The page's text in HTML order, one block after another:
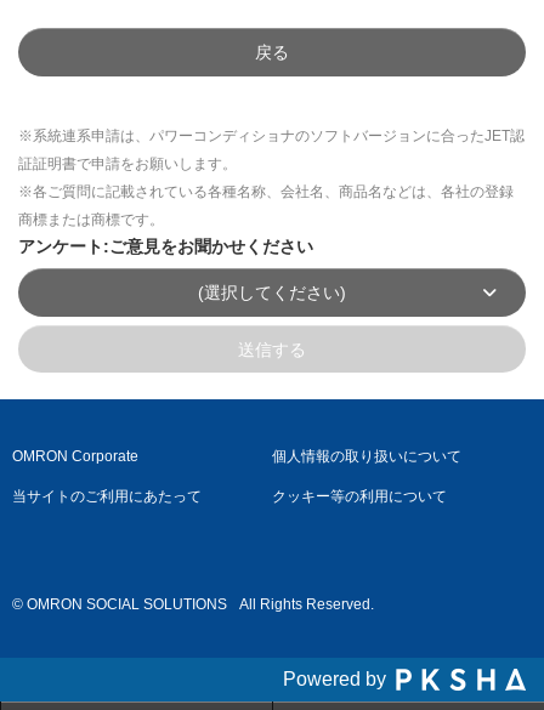
戻る
※系統連系申請は、パワーコンディショナのソフトバージョンに合ったJET認
証証明書で申請をお願いします。
※各ご質問に記載されている各種名称、会社名、商品名などは、各社の登録
商標または商標です。
アンケート:ご意見をお聞かせください
(選択してください)
送信する
OMRON Corporate 個人情報の取り扱いについて
当サイトのご利用にあたって クッキー等の利用について
© OMRON SOCIAL SOLUTIONS All Rights Reserved.
Powered by